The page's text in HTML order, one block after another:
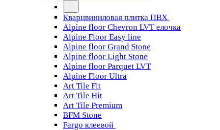
Кварцвиниловая плитка ПВХ
Alpine floor Chevron LVT елочка
Alpine Floor Easy line
Alpine floor Grand Stone
Alpine floor Light Stone
Alpine floor Parquet LVT
Alpine Floor Ultra
Art Tile Fit
Art Tile Hit
Art Tile Premium
BFM Stone
Fargo клеевой